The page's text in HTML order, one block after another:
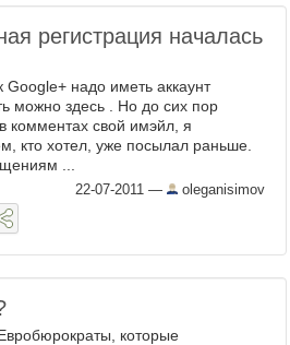
регистрация началась
Google+ надо иметь аккаунт
можно здесь . Но до сих пор
комментах свой имэйл, я
кто хотел, уже посылал раньше.
...
22-07-2011 — oleganisimov
которые